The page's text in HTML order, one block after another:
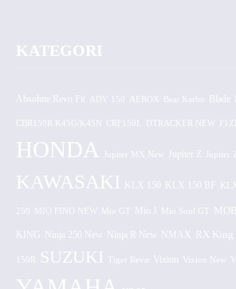
KATEGORI
Absolute Revo Fit ADV 150 AEROX
CBR150R K45G/K45N CRF150L DTRACKER NEW
HONDA Jupiter MX New Jupiter Z Jupiter
KAWASAKI KLX 150 KLX 150 BF
250 MIO FINO NEW Mio GT Mio J Mio Soul GT
KING Ninja 250 New Ninja R New NMAX RX King
150R SUZUKI Tiger Revo Vixion Vixion New